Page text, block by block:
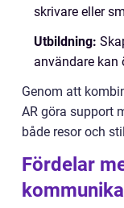
skrivare eller
Utbildning:
användare
Genom att
AR göra support
både resor och
Fördelar